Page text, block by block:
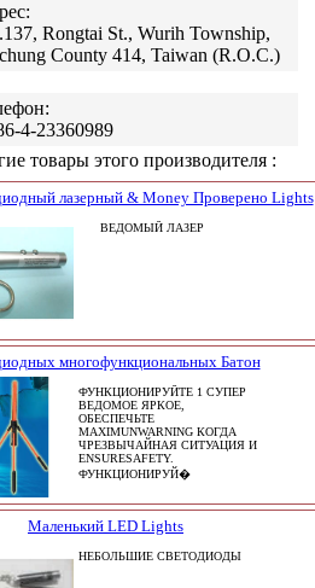
Rongtai St., Wurih Township,
County 414, Taiwan (R.O.C.)
4-23360989
товары этого производителя :
лазерный & Money Проверено Lights
ВЕДОМЫЙ ЛАЗЕР
многофункциональных Батон
ФУНКЦИОНИРУЙТЕ 1 СУПЕР
ВЕДОМОЕ ЯРКОЕ,
ОБЕСПЕЧЬТЕ
MAXIMUNWARNING КОГДА
ЧРЕЗВЫЧАЙНАЯ СИТУАЦИЯ И
ENSURESAFETY.
ФУНКЦИОНИРУЙ�
Маленький LED Lights
НЕБОЛЬШИЕ СВЕТОДИОДЫ